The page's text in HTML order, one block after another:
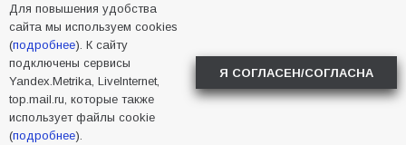
Политика конфиденциальности и защиты информации
Согласие на обработку персональных данных с помощью
сервисов Yandex.Metrika, LiveInternet, top.mail.ru
© 2005-2026 БИА «ВПЕРЕД»
Для повышения удобства
сайта мы используем cookies
(подробнее). К сайту
подключены сервисы
Yandex.Metrika, LiveInternet,
top.mail.ru, которые также
использует файлы cookie
(подробнее).
Я СОГЛАСЕН/СОГЛАСНА